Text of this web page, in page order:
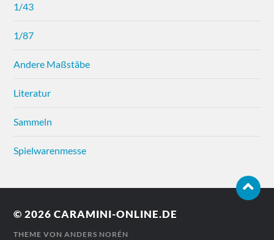
1/43
1/87
Andere Maßstäbe
Literatur
Sammeln
Spielwarenmesse
© 2026CARAMINI-ONLINE.DE
THEME VONANDERS NORÉN